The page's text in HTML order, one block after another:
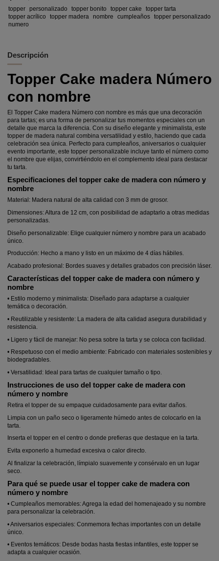
topper personalizado topper bonito topper cake
topper tarta
topper acrílico
topper madera nombre cumpleaños topper personalizado
numero
Descripción
Topper Cake madera Número
con nombre
El Topper Cake madera Número con nombre es más que una decoración
para tartas; es una forma de personalizar tus momentos especiales con un
detalle que marca la diferencia. Con su diseño elegante y minimalista, este
topper de madera natural combina versatilidad y estilo, haciendo que cada
celebración sea única. Perfecto para cumpleaños, aniversarios o cualquier
evento importante, este topper personalizable incluye tanto el número como
el nombre que elijas, convirtiéndolo en el complemento ideal para destacar
tu tarta.
Especificaciones del topper cake de madera con número y
nombre
Material: Madera natural de alta calidad con 3 mm de grosor.
Dimensiones: Altura de 12 cm, con posibilidad de adaptarlo a otras medidas
personalizadas.
Diseño personalizable: Elige cualquier número y nombre para un acabado
único.
Producción: Hecho a mano y listo en un máximo de 4 días hábiles.
Acabado profesional: Bordes suaves y detalles grabados con precisión láser.
Características del topper cake de madera con número y
nombre
• Estilo moderno y minimalista: Diseñado para adaptarse a cualquier
temática o decoración.
• Reutilizable y resistente: La madera de alta calidad asegura durabilidad y
resistencia.
• Ligero y fácil de manejar: No pesa sobre la tarta y se coloca con facilidad.
• Respetuoso con el medio ambiente: Fabricado con materiales sostenibles y
biodegradables.
• Versatilidad: Ideal para tartas de cualquier tamaño o tipo.
Instrucciones de uso del topper cake de madera con
número y nombre
Retira el topper de su empaque cuidadosamente para evitar daños.
Limpia con un paño seco o ligeramente húmedo antes de colocarlo en la
tarta.
Inserta el topper en el centro o donde prefieras que destaque en la tarta.
Evita exponerlo a humedad excesiva o calor directo.
Al finalizar la celebración, límpialo suavemente y consérvalo en un lugar
seco.
Para qué se puede usar el topper cake de madera con
número y nombre
• Cumpleaños memorables: Agrega la edad del homenajeado y su nombre
para personalizar la celebración.
• Aniversarios especiales: Conmemora fechas importantes con un detalle
único.
• Eventos temáticos: Desde bodas hasta fiestas infantiles, este topper se
adapta a cualquier ocasión.